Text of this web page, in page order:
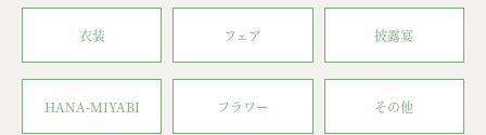
衣装 フェア 披露宴
HANA-MIYABI フラワー その他